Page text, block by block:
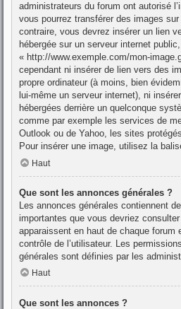
administrateurs du forum ont autorisé
vous pourrez transférer des images
contraire, vous devrez insérer un lien
hébergée sur un serveur internet
« http://www.exemple.com/mon-
cependant ni insérer de lien vers des
propre ordinateur (à moins, bien
lui-même un serveur internet), ni
hébergées derrière un quelconque
comme par exemple les services de
Outlook ou de Yahoo, les sites
Pour insérer une image, utilisez la
Haut
Que sont les annonces générales ?
Les annonces générales contiennent
importantes que vous devriez
apparaissent en haut de chaque forum
contrôle de l’utilisateur. Les
générales sont définies par les
Haut
Que sont les annonces ?